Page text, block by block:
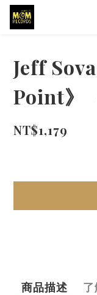
Jeff
Point》
NT$1,179
商品描述